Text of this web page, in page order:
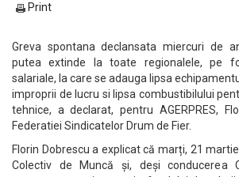
Print
Greva spontana declansata miercuri de
putea extinde la toate regionalele, pe
salariale, la care se adauga lipsa
improprii de lucru si lipsa combustibilului
tehnice, a declarat, pentru AGERPRES,
Federatiei Sindicatelor Drum de Fier.
Florin Dobrescu a explicat că marți, 21
Colectiv de Muncă și, deși conducerea